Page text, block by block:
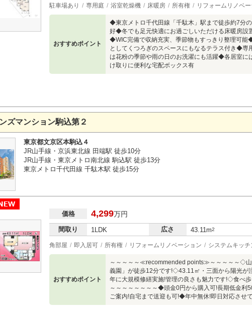
駐車場あり 専用庭 浴室乾燥機 床暖房 所有権 リフォームリノベ
おすすめポイント
◆東京メトロ千代田線「千駄木」駅まで徒歩約7分
好◆冬でも足元快適にお過ごしいただける床暖房
◆WIC完備で収納充実、季節物もすっきり整理可
としてくつろぎのスペースにもなるテラス付き◆
は花粉の季節や雨の日のお洗濯にも活躍◆各居室
け取りに便利な宅配ボックス有
ズマンション駒込第２
東京都文京区本駒込４
JR山手線・京浜東北線 田端駅 徒歩10分
JR山手線・東京メトロ南北線 駒込駅 徒歩13分
東京メトロ千代田線 千駄木駅 徒歩15分
価格 4,299万円
間取り 1LDK 広さ 43.11m2
角部屋 即入居可 所有権 リフォームリノベーション システムキッチ
おすすめポイント
～～～～～≪recommended points≫～～～～～◇
義園」が徒歩12分です!◇43.11㎡・三面から陽光
年に大規模修繕実施!管理の良さも魅力です!◇食べ
～～～～～～～～◆頭金0円から購入可!長期低金
ご案内!自宅まで送迎も可!◆年中無休!即日対応させ